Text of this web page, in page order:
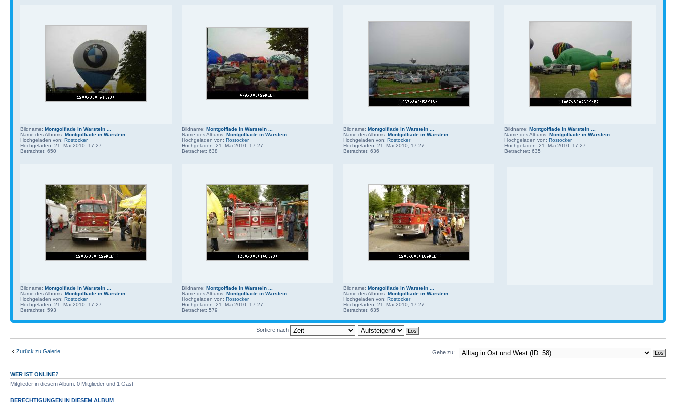
Bildname: Montgolfiade in Warstein ...
Name des Albums: Montgolfiade in Warstein ...
Hochgeladen von: Rostocker
Hochgeladen: 21. Mai 2010, 17:27
Betrachtet: 650
Bildname: Montgolfiade in Warstein ...
Name des Albums: Montgolfiade in Warstein ...
Hochgeladen von: Rostocker
Hochgeladen: 21. Mai 2010, 17:27
Betrachtet: 638
Bildname: Montgolfiade in Warstein ...
Name des Albums: Montgolfiade in Warstein ...
Hochgeladen von: Rostocker
Hochgeladen: 21. Mai 2010, 17:27
Betrachtet: 636
Bildname: Montgolfiade in Warstein ...
Name des Albums: Montgolfiade in Warstein ...
Hochgeladen von: Rostocker
Hochgeladen: 21. Mai 2010, 17:27
Betrachtet: 635
Bildname: Montgolfiade in Warstein ...
Name des Albums: Montgolfiade in Warstein ...
Hochgeladen von: Rostocker
Hochgeladen: 21. Mai 2010, 17:27
Betrachtet: 593
Bildname: Montgolfiade in Warstein ...
Name des Albums: Montgolfiade in Warstein ...
Hochgeladen von: Rostocker
Hochgeladen: 21. Mai 2010, 17:27
Betrachtet: 579
Bildname: Montgolfiade in Warstein ...
Name des Albums: Montgolfiade in Warstein ...
Hochgeladen von: Rostocker
Hochgeladen: 21. Mai 2010, 17:27
Betrachtet: 635
Sortiere nach
Zurück zu Galerie Gehe zu:
WER IST ONLINE?
Mitglieder in diesem Album: 0 Mitglieder und 1 Gast
BERECHTIGUNGEN IN DIESEM ALBUM